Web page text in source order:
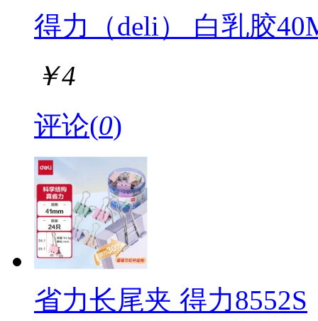
得力（deli） 白乳胶
￥4
评论(0)
省力长尾夹 得力8552S